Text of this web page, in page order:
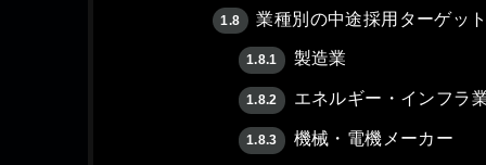
1.8 業種別の中途採用ターゲッ
1.8.1 製造業
1.8.2 エネルギー・インフラ
1.8.3 機械・電機メーカー